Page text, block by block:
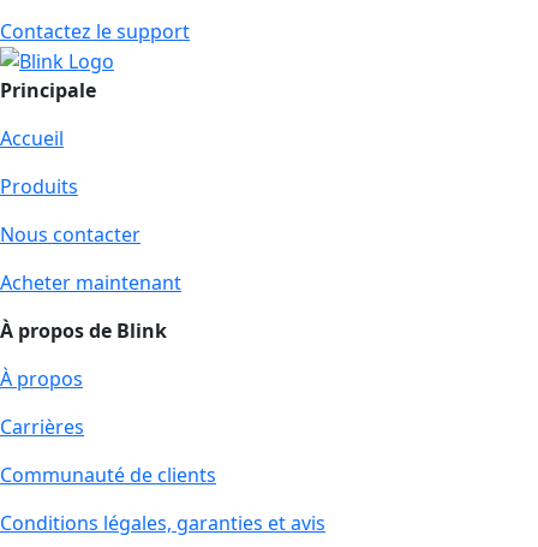
Contactez le support
Principale
Accueil
Produits
Nous contacter
Acheter maintenant
À propos de Blink
À propos
Carrières
Communauté de clients
Conditions légales, garanties et avis